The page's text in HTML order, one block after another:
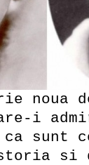
noua
i
ca sunt
si